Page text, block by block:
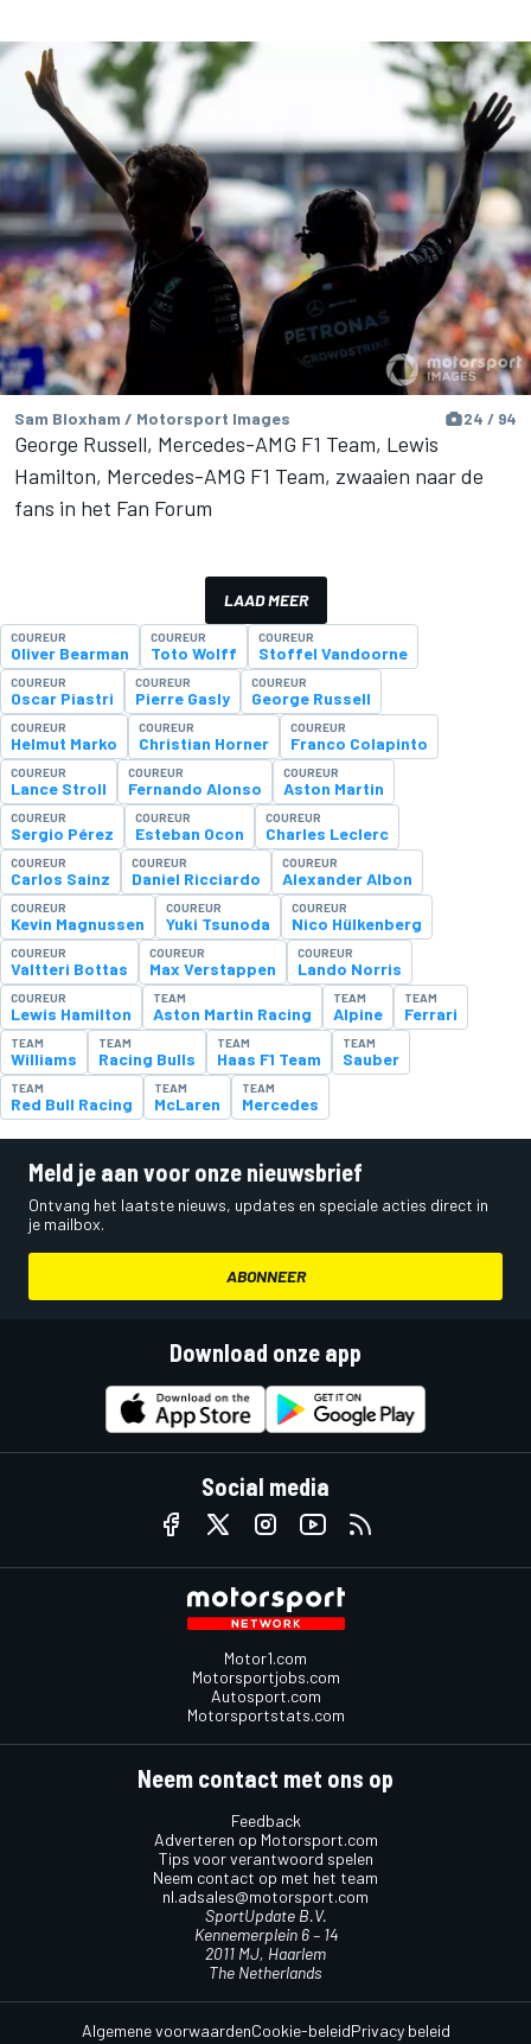
Sam Bloxham / Motorsport Images 24 / 94
George Russell, Mercedes-AMG F1 Team, Lewis
Hamilton, Mercedes-AMG F1 Team, zwaaien naar de
fans in het Fan Forum
LAAD MEER
COUREUR
Oliver Bearman
COUREUR
Toto Wolff
COUREUR
Stoffel Vandoorne
COUREUR
Oscar Piastri
COUREUR
Pierre Gasly
COUREUR
George Russell
COUREUR
Helmut Marko
COUREUR
Christian Horner
COUREUR
Franco Colapinto
COUREUR
Lance Stroll
COUREUR
Fernando Alonso
COUREUR
Aston Martin
COUREUR
Sergio Pérez
COUREUR
Esteban Ocon
COUREUR
Charles Leclerc
COUREUR
Carlos Sainz
COUREUR
Daniel Ricciardo
COUREUR
Alexander Albon
COUREUR
Kevin Magnussen
COUREUR
Yuki Tsunoda
COUREUR
Nico Hülkenberg
COUREUR
Valtteri Bottas
COUREUR
Max Verstappen
COUREUR
Lando Norris
COUREUR
Lewis Hamilton
TEAM
Aston Martin Racing
TEAM
Alpine
TEAM
Ferrari
TEAM
Williams
TEAM
Racing Bulls
TEAM
Haas F1 Team
TEAM
Sauber
TEAM
Red Bull Racing
TEAM
McLaren
TEAM
Mercedes
Meld je aan voor onze nieuwsbrief
Ontvang het laatste nieuws, updates en speciale acties direct in
je mailbox.
ABONNEER
Download onze app
Social media
Motor1.com
Motorsportjobs.com
Autosport.com
Motorsportstats.com
Neem contact met ons op
Feedback
Adverteren op Motorsport.com
Tips voor verantwoord spelen
Neem contact op met het team
nl.adsales@motorsport.com
SportUpdate B.V.
Kennemerplein 6 – 14
2011 MJ, Haarlem
The Netherlands
Algemene voorwaardenCookie-beleidPrivacy beleid